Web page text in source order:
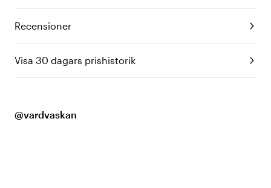
Recensioner
Visa 30 dagars prishistorik
@vardvaskan